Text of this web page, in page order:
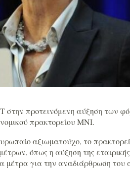
στην προτεινόμενη αύξηση των
πρακτορείου ΜΝΙ.
αξιωματούχο, το
όπως η αύξηση της
για την αναδιάρθρωση του